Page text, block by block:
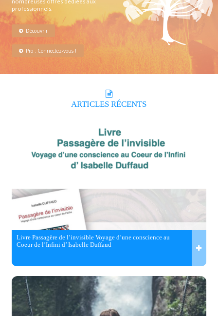
professionnels.
Découvrir
Pro : Connectez-vous !
ARTICLES RÉCENTS
Livre Passagère de l’invisible Voyage d’une conscience au
Coeur de l’Infini d’ Isabelle Duffaud